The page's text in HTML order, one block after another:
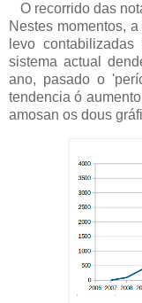
O recorrido das
Nestes momentos,
levo
sistema actual
ano, pasado o
tendencia ó
amosan os dous